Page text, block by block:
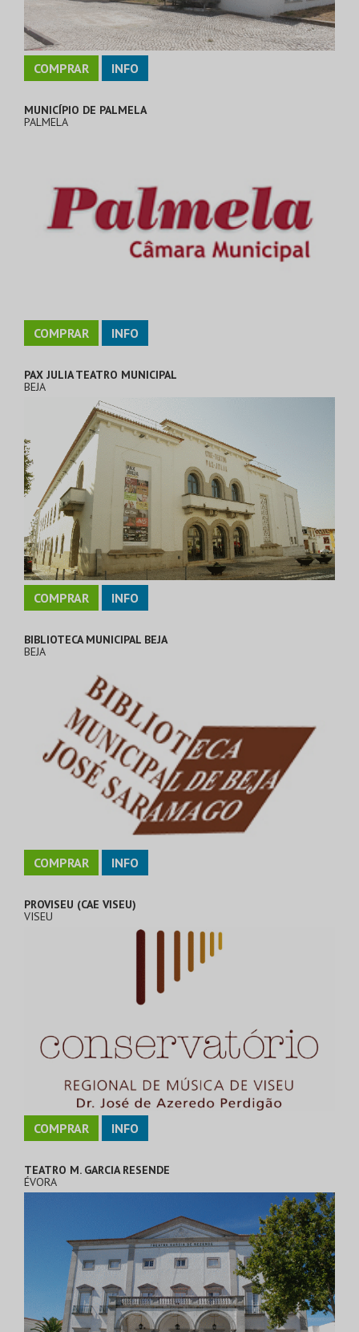
COMPRAR INFO
MUNICÍPIO DE PALMELA
PALMELA
COMPRAR INFO
PAX JULIA TEATRO MUNICIPAL
BEJA
COMPRAR INFO
BIBLIOTECA MUNICIPAL BEJA
BEJA
COMPRAR INFO
PROVISEU (CAE VISEU)
VISEU
COMPRAR INFO
TEATRO M. GARCIA RESENDE
ÉVORA